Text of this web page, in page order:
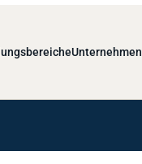
Unternehmen